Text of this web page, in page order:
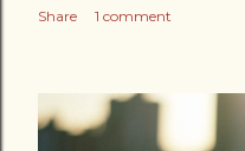
Share 1 comment